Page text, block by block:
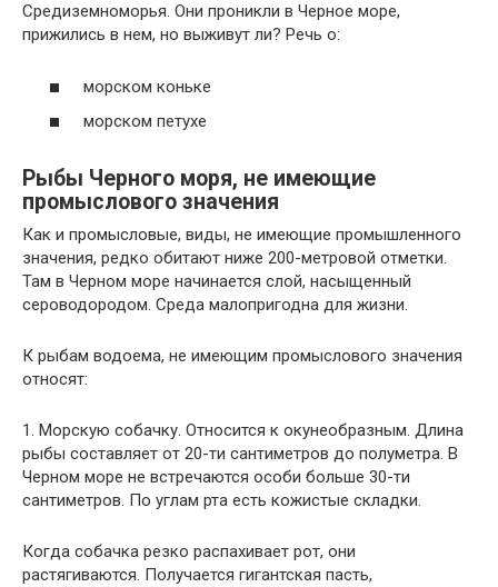
Средиземноморья. Они проникли в Черное море,
прижились в нем, но выживут ли? Речь о:
морском коньке
морском петухе
Рыбы Черного моря, не имеющие
промыслового значения
Как и промысловые, виды, не имеющие промышленного
значения, редко обитают ниже 200-метровой отметки.
Там в Черном море начинается слой, насыщенный
сероводородом. Среда малопригодна для жизни.
К рыбам водоема, не имеющим промыслового значения
относят:
1. Морскую собачку. Относится к окунеобразным. Длина
рыбы составляет от 20-ти сантиметров до полуметра. В
Черном море не встречаются особи больше 30-ти
сантиметров. По углам рта есть кожистые складки.
Когда собачка резко распахивает рот, они
растягиваются. Получается гигантская пасть,